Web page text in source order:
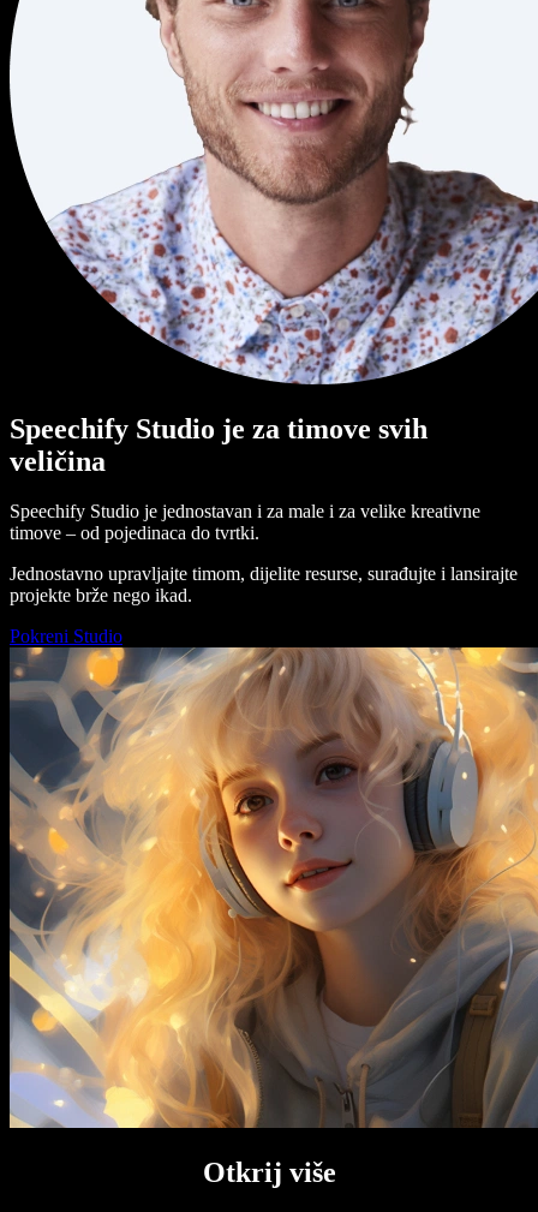
Speechify Studio je za timove svih
veličina
Speechify Studio je jednostavan i za male i za velike kreativne
timove – od pojedinaca do tvrtki.
Jednostavno upravljajte timom, dijelite resurse, surađujte i lansirajte
projekte brže nego ikad.
Pokreni Studio
Otkrij više